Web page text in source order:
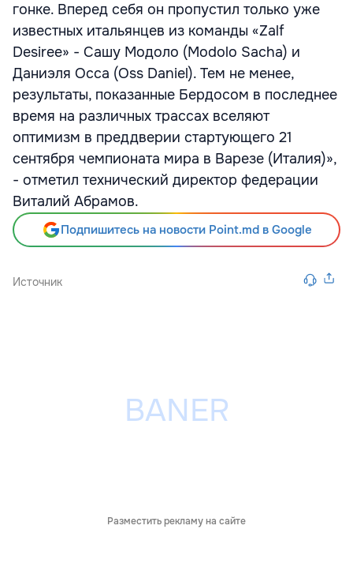
гонке. Вперед себя он пропустил только уже
известных итальянцев из команды «Zalf
Desiree» - Сашу Модоло (Modolo Sacha) и
Даниэля Осса (Oss Daniel). Тем не менее,
результаты, показанные Бердосом в последнее
время на различных трассах вселяют
оптимизм в преддверии стартующего 21
сентября чемпионата мира в Варезе (Италия)»,
- отметил технический директор федерации
Виталий Абрамов.
Подпишитесь на новости Point.md в Google
Источник
Разместить рекламу на сайте